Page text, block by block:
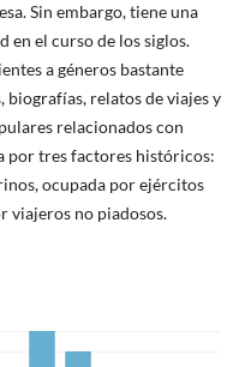
Sin embargo, tiene una
en el curso de los siglos.
a géneros bastante
biografías, relatos de viajes y
relacionados con
por tres factores históricos:
ocupada por ejércitos
viajeros no piadosos.